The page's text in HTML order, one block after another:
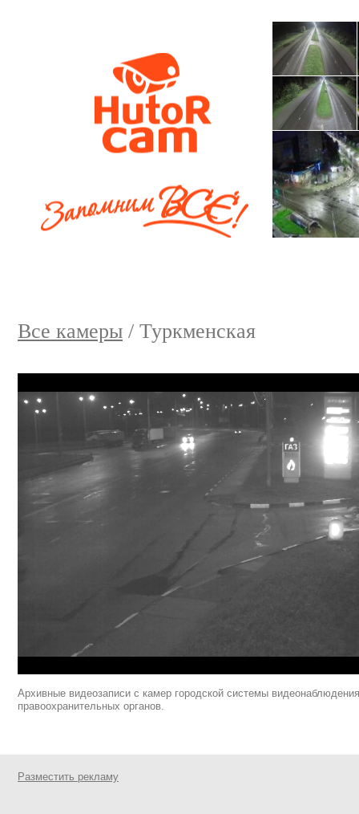
Все камеры / Туркменская
Архивные видеозаписи с камер городской системы
правоохранительных органов.
Разместить рекламу